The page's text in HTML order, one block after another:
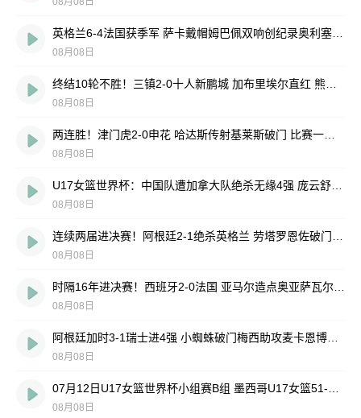
08月08日
08月08日
08月08日
08月08日
08月08日
08月08日
08月08日
08月08日